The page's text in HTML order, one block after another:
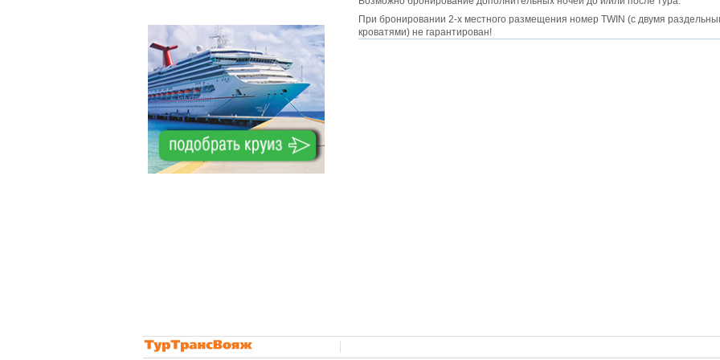
При бронировании 2-х местного размещения номер TWIN (с двумя
кроватями) не гарантирован!